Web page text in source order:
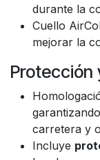
durante la
Cuello
mejorar la
Protección
carretera y
Incluye